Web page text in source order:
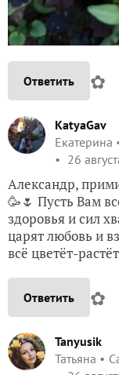
Ответить ✿
KatyaGav
Екатерина
26
Александр,
🥳🌷 Пусть Вам
здоровья и сил
царят любовь и
всё цветёт-
Ответить ✿
Tanyusik
Татьяна